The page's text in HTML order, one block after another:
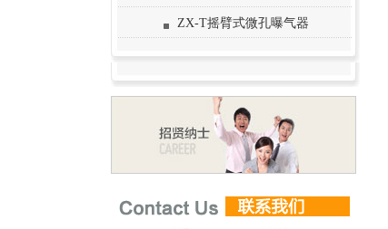
ZX-T摇臂式微孔曝气器